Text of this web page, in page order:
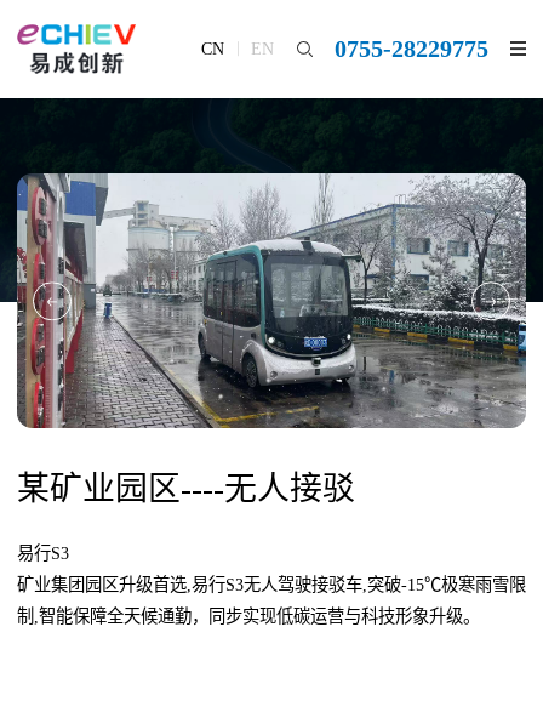
CN EN 0755-28229775
某矿业园区----无人接驳
易行S3
矿业集团园区升级首选,易行S3无人驾驶接驳车,突破-15℃极寒雨雪限
制,智能保障全天候通勤，同步实现低碳运营与科技形象升级。